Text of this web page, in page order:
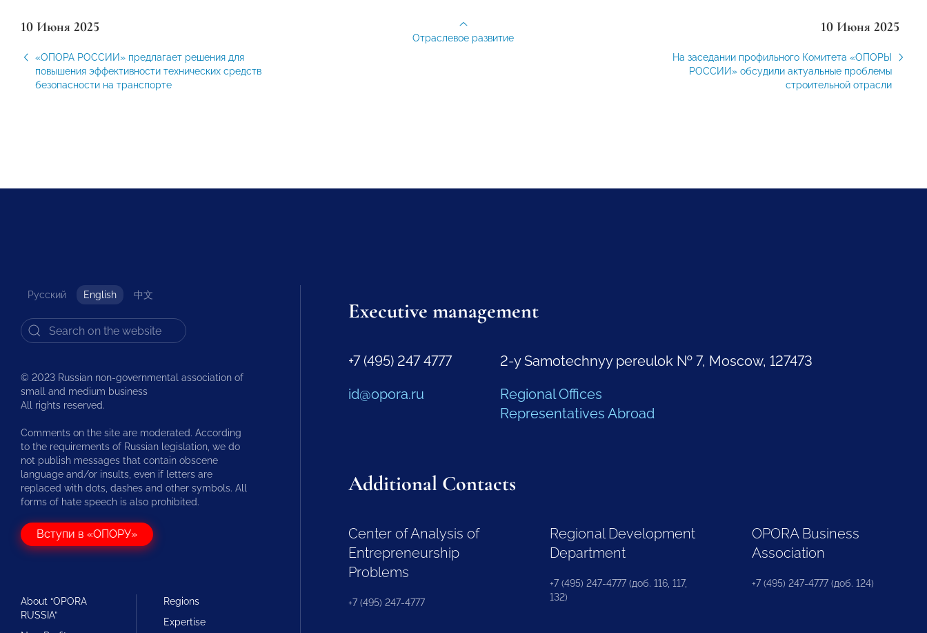
10 Июня 2025
«ОПОРА РОССИИ» предлагает решения для
повышения эффективности технических средств
безопасности на транспорте
10 Июня 2025
На заседании профильного Комитета «ОПОРЫ
РОССИИ» обсудили актуальные проблемы
строительной отрасли
Отраслевое развитие
Русский English 中文
© 2023 Russian non-governmental association of
small and medium business
All rights reserved.
Comments on the site are moderated. According
to the requirements of Russian legislation, we do
not publish messages that contain obscene
language and/or insults, even if letters are
replaced with dots, dashes and other symbols. All
forms of hate speech is also prohibited.
Вступи в «ОПОРУ»
About “OPORA
RUSSIA”
Regions
Expertise
Executive management
+7 (495) 247 4777
id@opora.ru
2-y Samotechnyy pereulok № 7, Moscow, 127473
Regional Offices
Representatives Abroad
Additional Contacts
Center of Analysis of
Entrepreneurship
Problems
+7 (495) 247-4777
Regional Development
Department
+7 (495) 247-4777 (доб. 116, 117,
132)
OPORA Business
Association
+7 (495) 247-4777 (доб. 124)